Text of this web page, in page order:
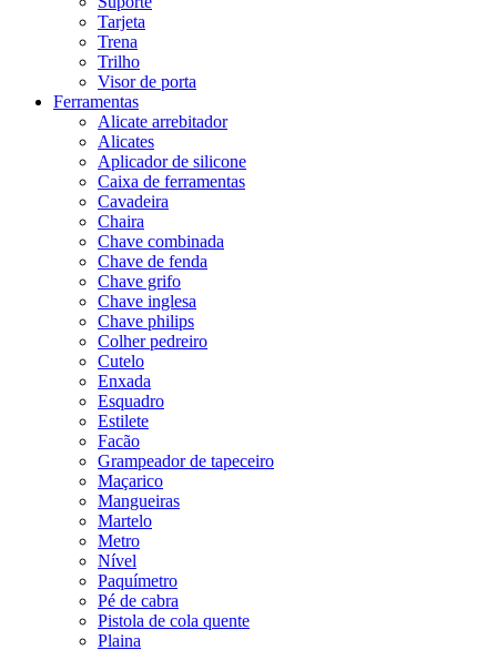
Tarjeta
Trena
Trilho
Visor de porta
Ferramentas
Alicate arrebitador
Alicates
Aplicador de silicone
Caixa de ferramentas
Cavadeira
Chaira
Chave combinada
Chave de fenda
Chave grifo
Chave inglesa
Chave philips
Colher pedreiro
Cutelo
Enxada
Esquadro
Estilete
Facão
Grampeador de tapeceiro
Maçarico
Mangueiras
Martelo
Metro
Nível
Paquímetro
Pé de cabra
Pistola de cola quente
Plaina